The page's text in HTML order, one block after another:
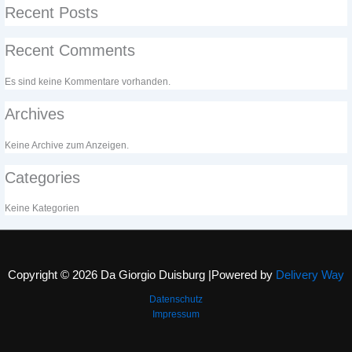
Recent Posts
Recent Comments
Es sind keine Kommentare vorhanden.
Archives
Keine Archive zum Anzeigen.
Categories
Keine Kategorien
Copyright © 2026 Da Giorgio Duisburg |Powered by Delivery Way
Datenschutz
Impressum